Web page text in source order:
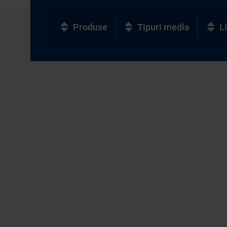
Produse Tipuri media